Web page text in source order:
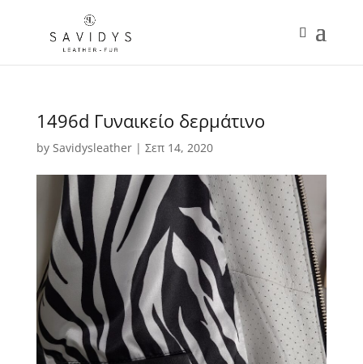
1496d Γυναικείο δερμάτινο
by Savidysleather| Σεπ 14, 2020